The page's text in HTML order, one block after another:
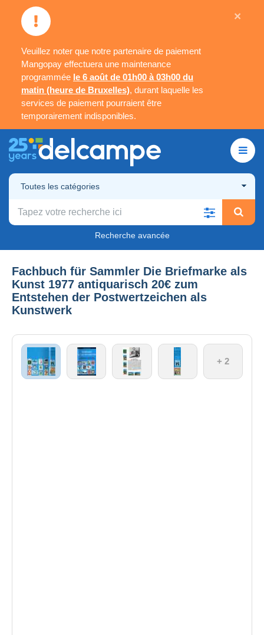
Veuillez noter que notre partenaire de paiement
Mangopay effectuera une maintenance
programmée le 6 août de 01h00 à 03h00 du
matin (heure de Bruxelles), durant laquelle les
services de paiement pourraient être
temporairement indisponibles.
×
Toutes les catégories
Recherche avancée
Fachbuch für Sammler Die Briefmarke als
Kunst 1977 antiquarisch 20€ zum
Entstehen der Postwertzeichen als
Kunstwerk
+ 2